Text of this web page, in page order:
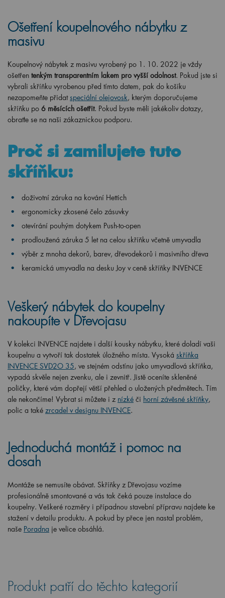
Ošetření koupelnového nábytku z
masivu
Koupelnový nábytek z masivu vyrobený po 1. 10. 2022 je vždy
ošetřen tenkým transparentním lakem pro vyšší odolnost. Pokud jste si
vybrali skříňku vyrobenou před tímto datem, pak do košíku
nezapomeňte přidat speciální olejovosk, kterým doporučujeme
skříňku po 6 měsících ošetřit. Pokud byste měli jakékoliv dotazy,
obraťte se na naši zákaznickou podporu.
Proč si zamilujete tuto
skříňku:
doživotní záruka na kování Hettich
ergonomicky zkosené čelo zásuvky
otevírání pouhým dotykem Push-to-open
prodloužená záruka 5 let na celou skříňku včetně umyvadla
výběr z mnoha dekorů, barev, dřevodekorů i masivního dřeva
keramická umyvadla na desku Joy v ceně skříňky INVENCE
Veškerý nábytek do koupelny
nakoupíte v Dřevojasu
V kolekci INVENCE najdete i další kousky nábytku, které doladí vaši
koupelnu a vytvoří tak dostatek úložného místa. Vysoká skříňka
INVENCE SVD2O 35, ve stejném odstínu jako umyvadlová skříňka,
vypadá skvěle nejen zvenku, ale i zevnitř. Jistě oceníte skleněné
poličky, které vám dopřejí větší přehled o uložených předmětech. Tím
ale nekončíme! Vybrat si můžete i z nízké či horní závěsné skříňky,
polic a také zrcadel v designu INVENCE.
Jednoduchá montáž i pomoc na
dosah
Montáže se nemusíte obávat. Skříňky z Dřevojasu vozíme
profesionálně smontované a vás tak čeká pouze instalace do
koupelny. Veškeré rozměry i případnou stavební přípravu najdete ke
stažení v detailu produktu. A pokud by přece jen nastal problém,
naše Poradna je velice obsáhlá.
Produkt patří do těchto kategorií